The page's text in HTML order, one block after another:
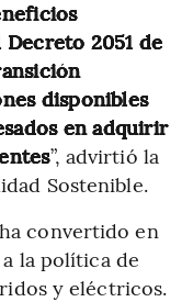
2051 de
disponibles
en adquirir
”, advirtió la
Sostenible.
convertido en
la política de
y eléctricos.